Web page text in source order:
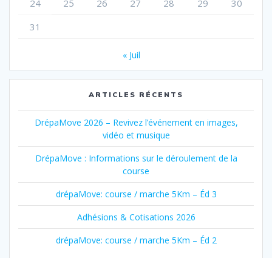
24 25 26 27 28 29
30
31
« Juil
ARTICLES RÉCENTS
DrépaMove 2026 – Revivez l’événement en images,
vidéo et musique
DrépaMove : Informations sur le déroulement de la
course
drépaMove: course / marche 5Km – Éd 3
Adhésions & Cotisations 2026
drépaMove: course / marche 5Km – Éd 2